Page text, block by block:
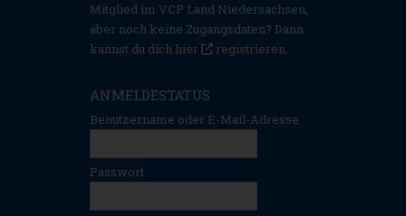
Mitglied im VCP Land Niedersachsen,
aber noch keine Zugangsdaten? Dann
kannst du dich hier
registrieren.
ANMELDESTATUS
Benutzername oder E-Mail-Adresse
Passwort